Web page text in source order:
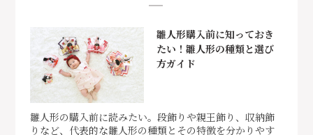
雛人形購入前に知っておき
たい！雛人形の種類と選び
方ガイド
雛人形の購入前に読みたい。段飾りや親王飾り、収納飾
りなど、代表的な雛人形の種類とその特徴を分かりやす